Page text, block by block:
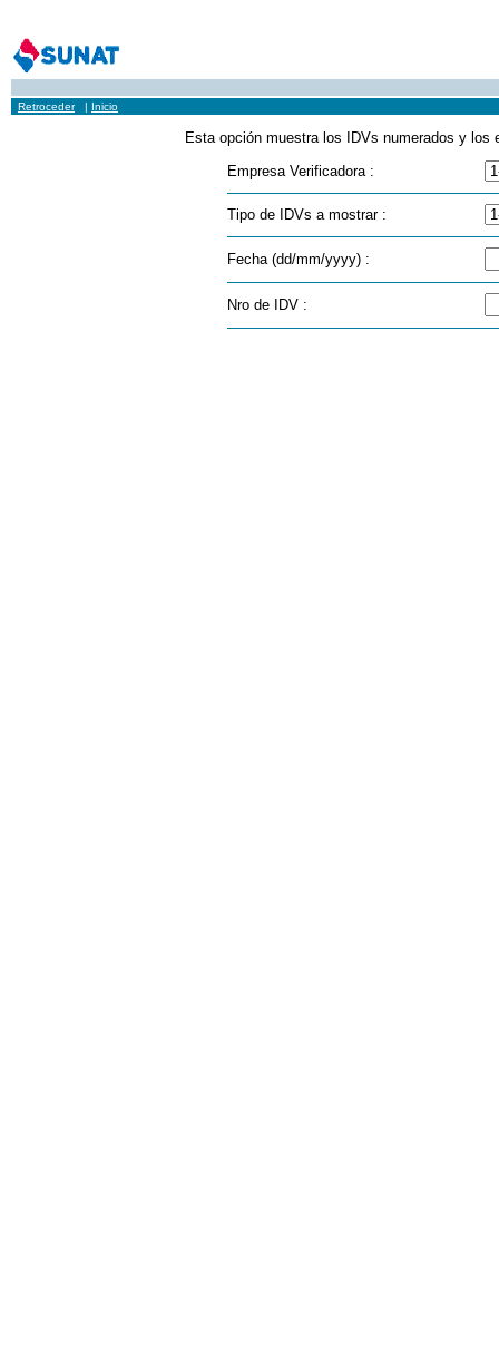
Retroceder| Inicio
Esta opción muestra los IDVs numerados y los
Empresa Verificadora :
Tipo de IDVs a mostrar :
Fecha (dd/mm/yyyy) :
Nro de IDV :